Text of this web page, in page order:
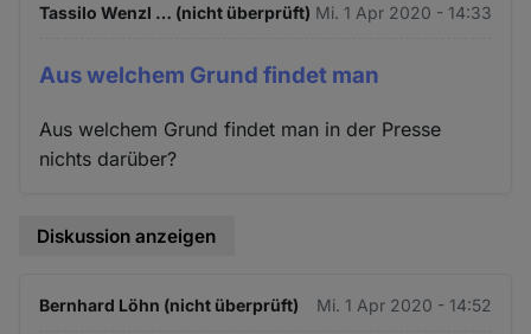
Tassilo Wenzl … (nicht überprüft) Mi. 1 Apr 2020 - 14:33
Aus welchem Grund findet man
Aus welchem Grund findet man in der Presse
nichts darüber?
Diskussion anzeigen
Bernhard Löhn (nicht überprüft) Mi. 1 Apr 2020 - 14:52